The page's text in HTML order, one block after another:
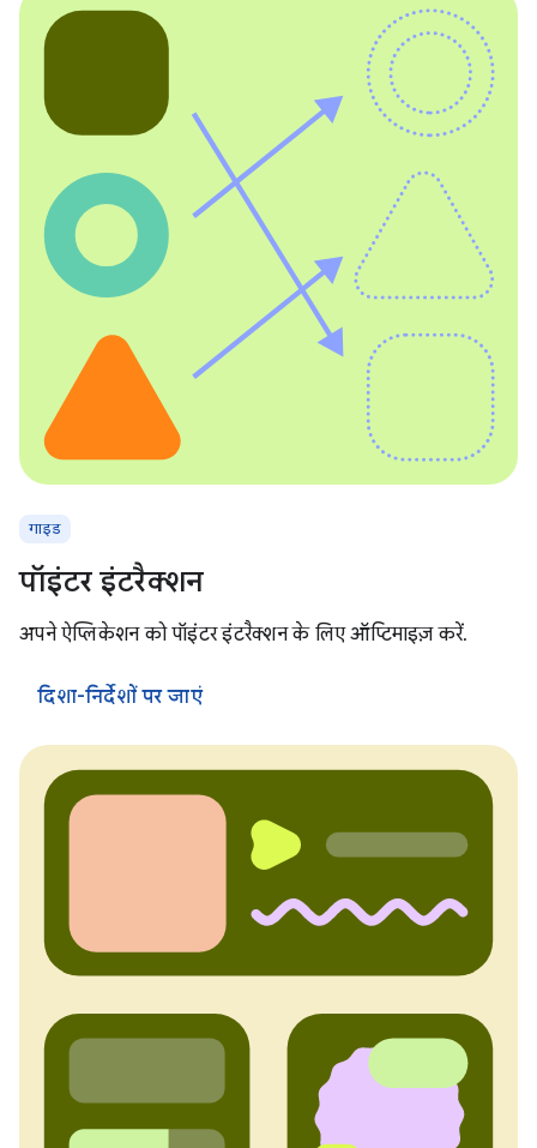
गाइड
पॉइंटर इंटरैक्शन
अपने ऐप्लिकेशन को पॉइंटर इंटरैक्शन के लिए ऑप्टिमाइज़ करें.
दिशा-निर्देशों पर जाएं